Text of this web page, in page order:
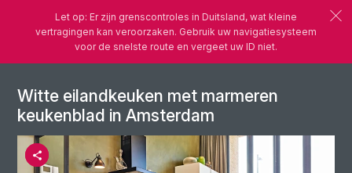
Witte eilandkeuken met marmeren
keukenblad in Amsterdam
Let op: Er zijn grenscontroles in Duitsland, wat kleine
vertragingen kan veroorzaken. Gebruik uw navigatiesysteem
voor de snelste route en vergeet uw ID niet.